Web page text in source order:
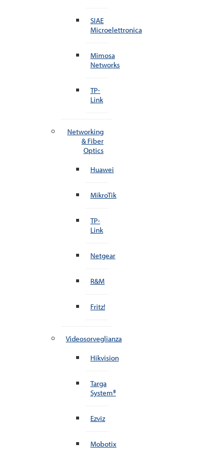
SIAE
Microelettronica
Mimosa
Networks
TP-
Link
Networking
& Fiber
Optics
Huawei
MikroTik
TP-
Link
Netgear
R&M
Fritz!
Videosorveglianza
Hikvision
Targa
System®
Ezviz
Mobotix